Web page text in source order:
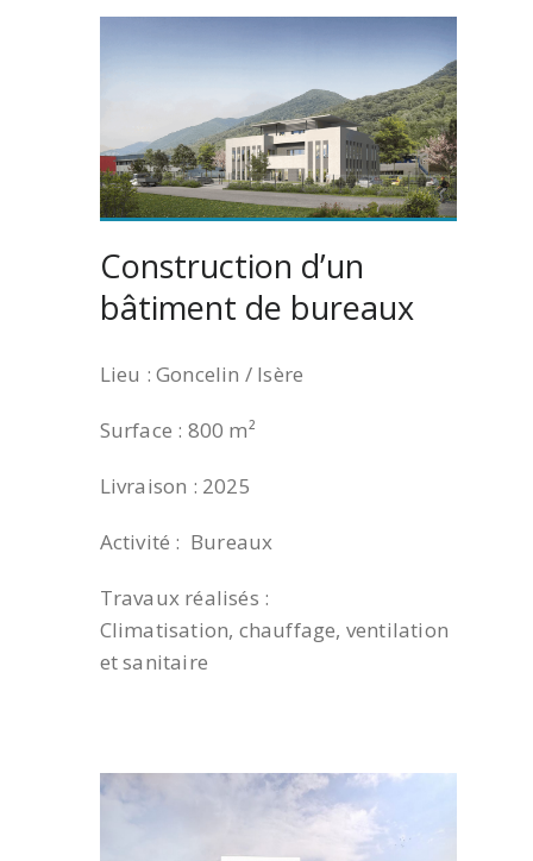
Construction d’un
bâtiment de bureaux
Lieu : Goncelin / Isère
Surface : 800 m²
Livraison : 2025
Activité : Bureaux
Travaux réalisés :
Climatisation, chauffage, ventilation
et sanitaire